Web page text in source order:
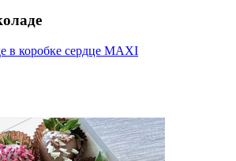
в коробке сердце MAXI